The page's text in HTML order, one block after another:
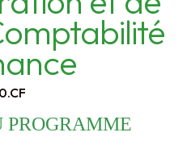
PROGRAMME